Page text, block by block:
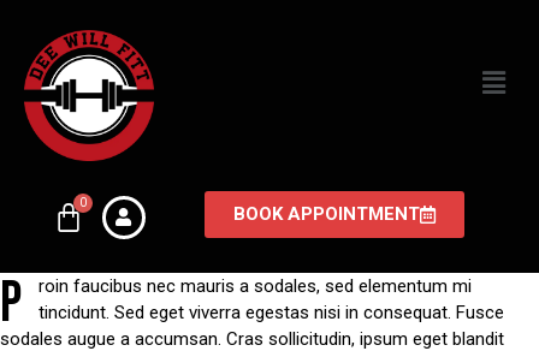
BOOK APPOINTMENT
P
roin faucibus nec mauris a sodales, sed elementum mi
tincidunt. Sed eget viverra egestas nisi in consequat. Fusce
sodales augue a accumsan. Cras sollicitudin, ipsum eget blandit